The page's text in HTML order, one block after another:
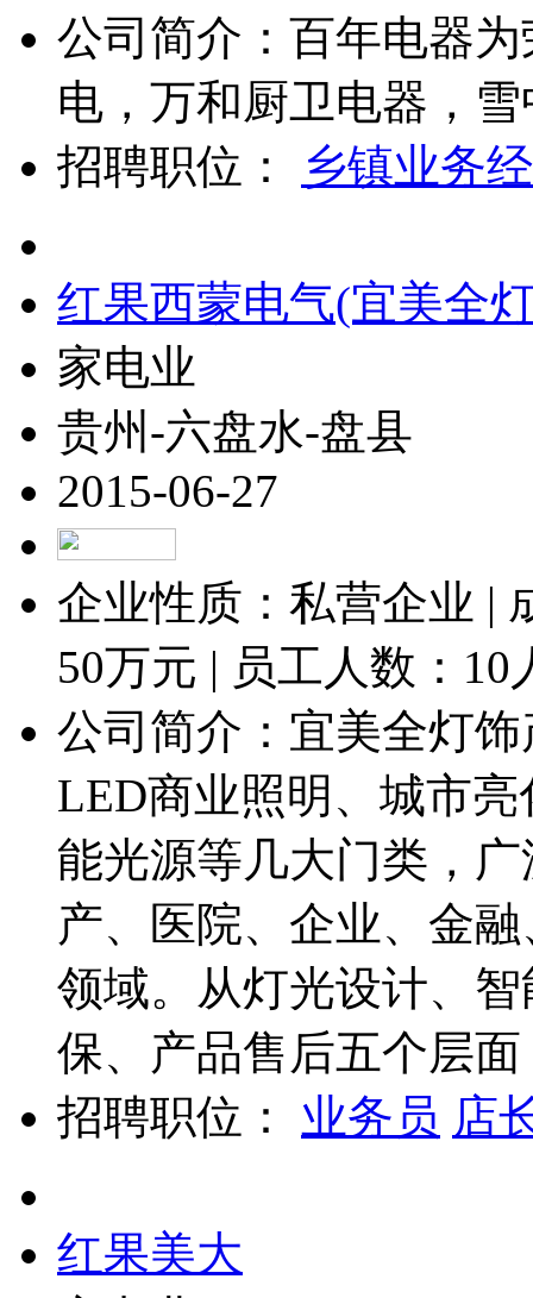
公司简介：百年电器
电，万和厨卫电器，
招聘职位：
乡镇业务
红果西蒙电气(宜美全
家电业
贵州-六盘水-盘县
2015-06-27
企业性质：私营企业 |
50万元 | 员工人数： 10
公司简介：宜美全灯
LED商业照明、城市
能光源等几大门类，
产、医院、企业、金
领域。从灯光设计、
保、产品售后五个层面
招聘职位： 业务员 店
红果美大